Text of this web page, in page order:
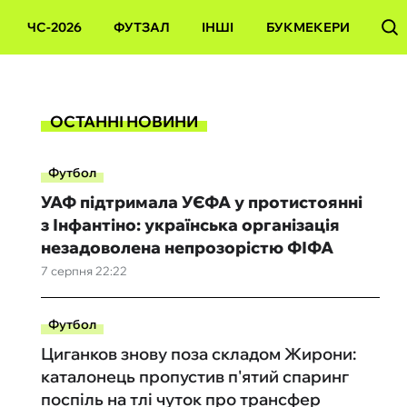
ЧС-2026 ФУТЗАЛ ІНШІ БУКМЕКЕРИ
ОСТАННІ НОВИНИ
Футбол
7 серпня 22:22
УАФ підтримала УЄФА у протистоянні
з Інфантіно: українська організація
незадоволена непрозорістю ФІФА
Футбол
Циганков знову поза складом Жирони:
каталонець пропустив п'ятий спаринг
поспіль на тлі чуток про трансфер